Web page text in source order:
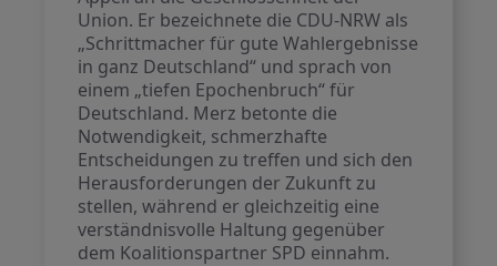
Union. Er bezeichnete die CDU-NRW als
„Schrittmacher für gute Wahlergebnisse
in ganz Deutschland“ und sprach von
einem „tiefen Epochenbruch“ für
Deutschland. Merz betonte die
Notwendigkeit, schmerzhafte
Entscheidungen zu treffen und sich den
Herausforderungen der Zukunft zu
stellen, während er gleichzeitig eine
verständnisvolle Haltung gegenüber
dem Koalitionspartner SPD einnahm.